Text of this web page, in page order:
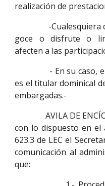
realización de
-Cualesquiera
goce o disfrute o
afecten a las
- En su caso, el
es el titular dominical
embargadas.-
AVILA DE ENCÍO
con lo dispuesto en el
623.3 de LEC el
comunicación al
que: